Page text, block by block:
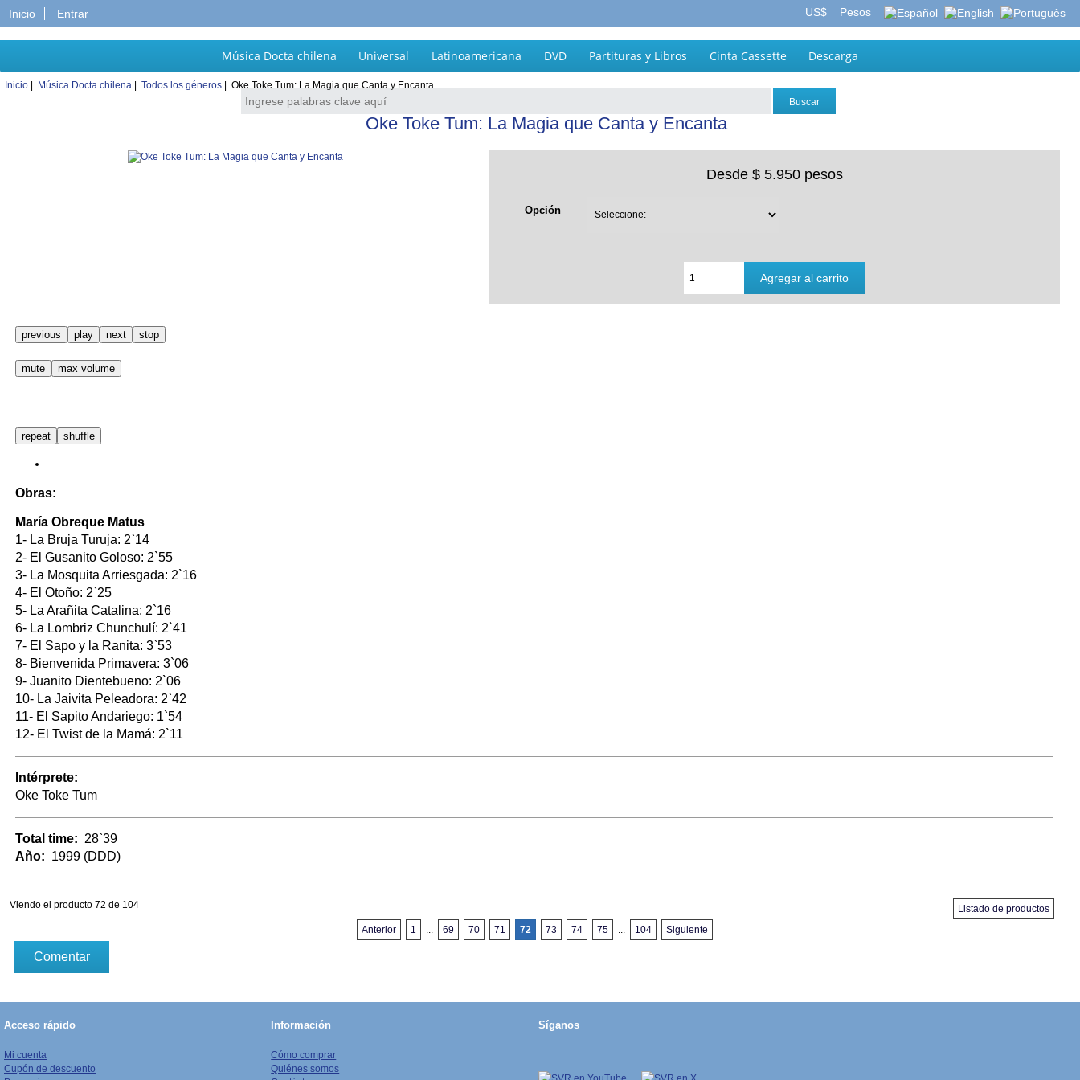
Inicio Entrar US$ Pesos
Música Docta chilena Universal Latinoamericana DVD Partituras y Libros Cinta Cassette Descarga
Inicio| Música Docta chilena | Todos los géneros| Oke Toke Tum: La Magia que Canta y Encanta
Oke Toke Tum: La Magia que Canta y Encanta
Desde $ 5.950 pesos
Opción
previous play next stop
mute max volume
repeat shuffle
Obras:
María Obreque Matus
1- La Bruja Turuja: 2`14
2- El Gusanito Goloso: 2`55
3- La Mosquita Arriesgada: 2`16
4- El Otoño: 2`25
5- La Arañita Catalina: 2`16
6- La Lombriz Chunchulí: 2`41
7- El Sapo y la Ranita: 3`53
8- Bienvenida Primavera: 3`06
9- Juanito Dientebueno: 2`06
10- La Jaivita Peleadora: 2`42
11- El Sapito Andariego: 1`54
12- El Twist de la Mamá: 2`11
Intérprete:
Oke Toke Tum
Total time: 28`39
Año: 1999 (DDD)
Viendo el producto 72 de 104
Listado de productos
Anterior
1 ... 69 70 71 72 73 74 75 ... 104 Siguiente
Comentar
Acceso rápido
Mi cuenta
Cupón de descuento
Información
Cómo comprar
Quiénes somos
Síganos